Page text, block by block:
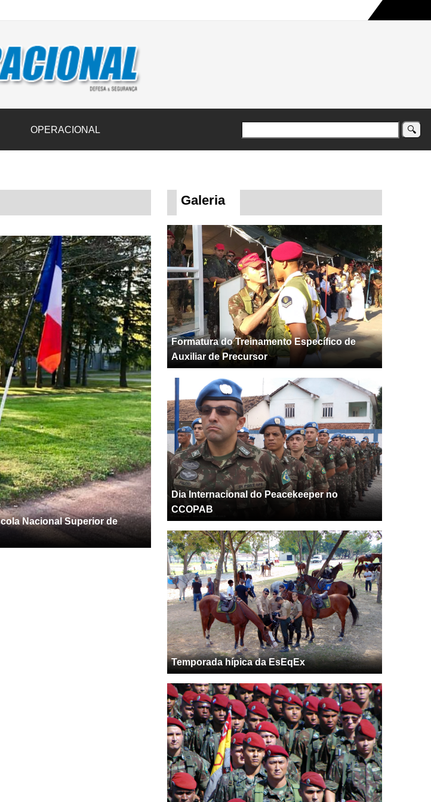
de donativos ao Rio Grande do Sul na maior campanha humanitária já registrada no país
OPERACIONAL
Nacional Superior de
Galeria
Formatura do Treinamento Específico de
Auxiliar de Precursor
Dia Internacional do Peacekeeper no
CCOPAB
Temporada hípica da EsEqEx